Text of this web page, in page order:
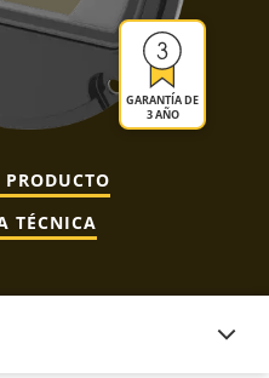
GARANTÍA DE
3 AÑO
TÉCNICA